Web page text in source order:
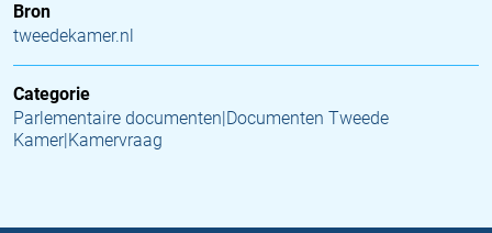
Bron
tweedekamer.nl
Categorie
Parlementaire documenten|Documenten Tweede
Kamer|Kamervraag